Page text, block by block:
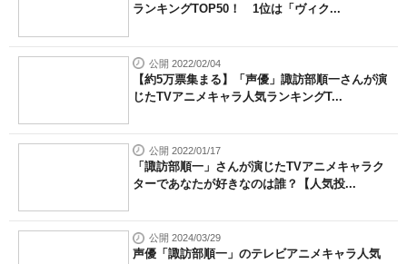
ランキングTOP50！ 1位は「ヴィク...
公開 2022/02/04
【約5万票集まる】「声優」諏訪部順一さんが演
じたTVアニメキャラ人気ランキングT...
公開 2022/01/17
「諏訪部順一」さんが演じたTVアニメキャラク
ターであなたが好きなのは誰？【人気投...
公開 2024/03/29
声優「諏訪部順一」のテレビアニメキャラ人気